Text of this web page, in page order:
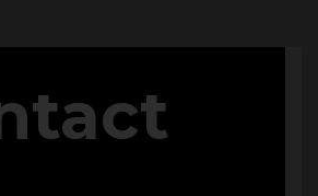
ACCESS
Home